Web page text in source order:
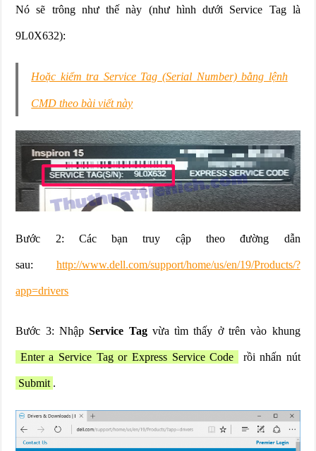
Nó sẽ trông như thế này (như hình dưới Service Tag là
9L0X632):
Hoặc kiểm tra Service Tag (Serial Number) bằng lệnh
CMD theo bài viết này
Bước 2: Các bạn truy cập theo đường dẫn
sau: http://www.dell.com/support/home/us/en/19/Products/?
app=drivers
Bước 3: NhậpService Tagvừa tìm thấy ở trên vào khung
Enter a Service Tag or Express Service Code rồi nhấn nút
Submit .